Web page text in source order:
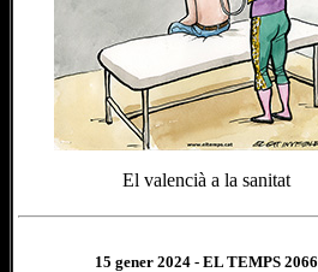
El valencià a la sanitat
15 gener 2024 - EL TEMPS 2066